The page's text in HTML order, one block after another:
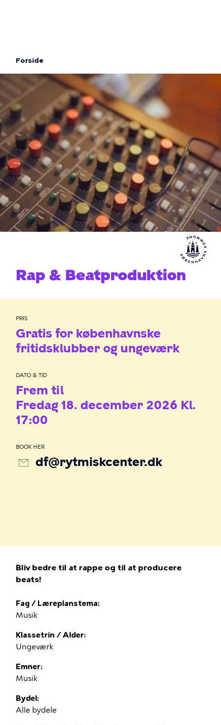
Brødkrumme
Forside
Rap & Beatproduktion
PRIS
Gratis for københavnske
fritidsklubber og ungeværk
DATO & TID
Frem til
Fredag 18. december 2026 Kl.
17:00
BOOK HER
df@rytmiskcenter.dk
Bliv bedre til at rappe og til at producere
beats!
Fag / Læreplanstema
Musik
Klassetrin / Alder
Ungeværk
Emner
Musik
Bydel
Alle bydele